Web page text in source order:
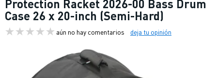
Protection Racket 2026-00 Bass Drum
Case 26 x 20-inch (Semi-Hard)
aún no hay comentarios deja tu opinión